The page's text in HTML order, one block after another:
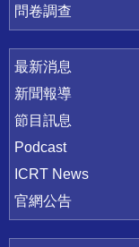
問卷調查
最新消息
新聞報導
節目訊息
Podcast
ICRT News
官網公告